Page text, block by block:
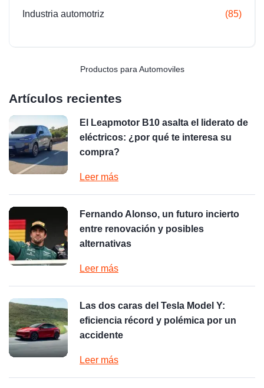
Industria automotriz (85)
Productos para Automoviles
Artículos recientes
El Leapmotor B10 asalta el liderato de
eléctricos: ¿por qué te interesa su
compra?
Leer más
Fernando Alonso, un futuro incierto
entre renovación y posibles
alternativas
Leer más
Las dos caras del Tesla Model Y:
eficiencia récord y polémica por un
accidente
Leer más